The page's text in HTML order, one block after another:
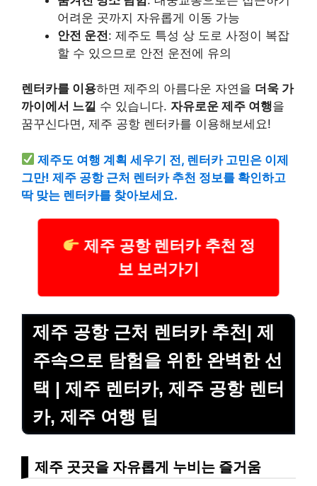
어려운 곳까지 자유롭게 이동 가능
안전 운전: 제주도 특성 상 도로 사정이 복잡
할 수 있으므로 안전 운전에 유의
렌터카를 이용하면 제주의 아름다운 자연을 더욱 가
까이에서 느낄 수 있습니다. 자유로운 제주 여행을
꿈꾸신다면, 제주 공항 렌터카를 이용해보세요!
제주도 여행 계획 세우기 전, 렌터카 고민은 이제
그만! 제주 공항 근처 렌터카 추천 정보를 확인하고
딱 맞는 렌터카를 찾아보세요.
제주 공항 렌터카 추천 정
보 보러가기
제주 공항 근처 렌터카 추천| 제
주속으로 탐험을 위한 완벽한 선
택 | 제주 렌터카, 제주 공항 렌터
카, 제주 여행 팁
제주 곳곳을 자유롭게 누비는 즐거움